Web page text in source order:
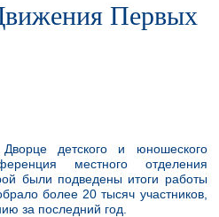
Первых
детского и юношеского
местного отделения
были подведены итоги работы
более 20 тысяч участников,
за последний год.